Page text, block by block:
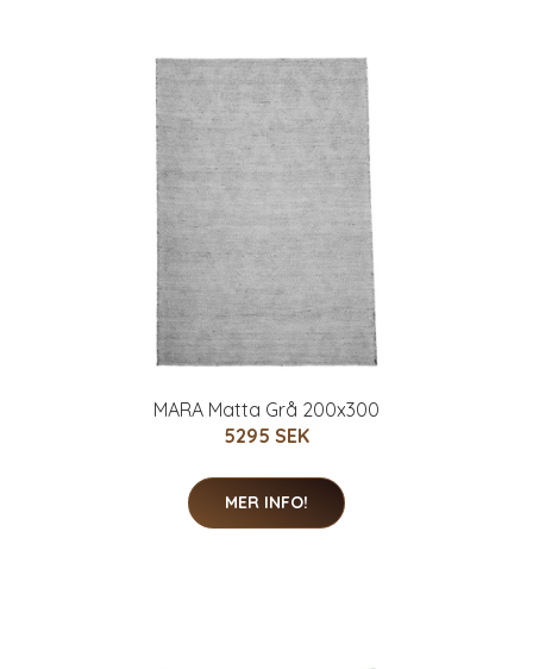
MARA Matta Grå 200x300
5295 SEK
MER INFO!